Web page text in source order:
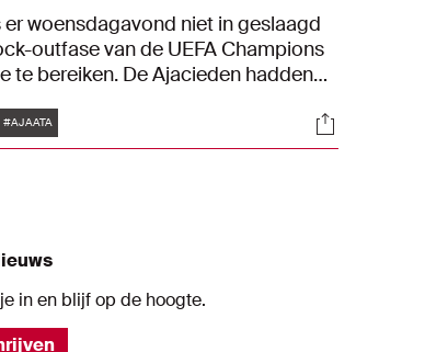
er woensdagavond niet in geslaagd
outfase van de UEFA Champions
te bereiken. De Ajacieden hadden
met 0-1 onderuit. Ajax is
achter Liverpool en Atalanta als
#AJAATA Socials
in en blijf op de hoogte.